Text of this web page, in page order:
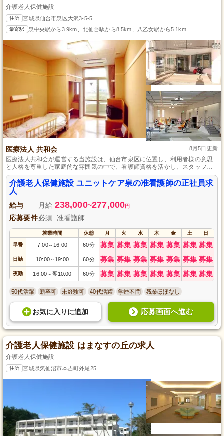
介護老人保健施設
住所 宮城県仙台市泉区大沢3-5-5
最寄駅 泉中央駅から3.9km、北仙台駅から8.5km、八乙女駅から5.1km
医療法人 共和会 8月5日更新
医療法人共和会が運営する当施設は、仙台市泉区に位置し、利用者様の意思
と人格を尊重した家庭的な雰囲気の中で、看護師資格を活かし、スタッフが
安心して働ける環境を提供。年間休日120日、残業月5時間程度、休日取得も
容易なシフト制で、育休や介護休暇も完備。昇給・賞与あり、経験は問わず
働きやすい環境です。
介護老人保健施設 ユニットケア泉の准看護師の正社員求
人
給与 月給 238,000~277,000円
応募要件必須: 准看護師
就業時間 休憩 月 火 水 木 金 土 日
早番 7:00～ 16:00 60分 募集 募集 募集 募集 募集 募集 募集
日勤 10:00～ 19:00 60分 募集 募集 募集 募集 募集 募集 募集
夜勤 16:00～ 翌10:00 60分 募集 募集 募集 募集 募集 募集 募集
50代活躍 新卒可 未経験可 40代活躍 学歴不問 残業ほぼなし
お気に入り に追加 応募画面へ進む
介護老人保健施設 はまなすの丘の求人
介護老人保健施設
住所 宮城県気仙沼市本吉町外尾25